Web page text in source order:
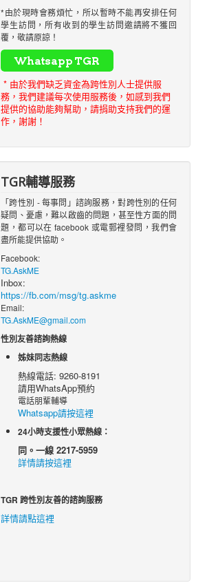
*由於現時會務煩忙，所以暫時不能再安排任何
學生訪問，所有收到的學生訪問邀請將不獲回
覆，敬請原諒！
* 由於我們缺乏資金為跨性別人士提供服
務，我們建議每次使用服務後，如感到我們
提供的協助能夠幫助，請捐助支持我們的運
作，謝謝！
TGR輔導服務
「跨性別 - 每事問」諮詢服務，對跨性別的任何
疑問、憂慮，難以啟齒的問題，甚至性方面的問
題，都可以在 facebook 或電郵裡發問，我們會
盡所能提供協助。
Facebook:
TG.AskME
Inbox:
https://fb.com/msg/tg.askme
Email:
TG.AskME@gmail.com
性別友善諮詢熱線
姊妹同志熱線
熱線電話: 9260-8191
請用WhatsApp預約
電話朋輩輔導
Whatsapp請按這裡
24小時支援性小眾熱線：
同。一線 2217-5959
詳情請按這裡
TGR 跨性別友善的諮詢服務
詳情請點這裡